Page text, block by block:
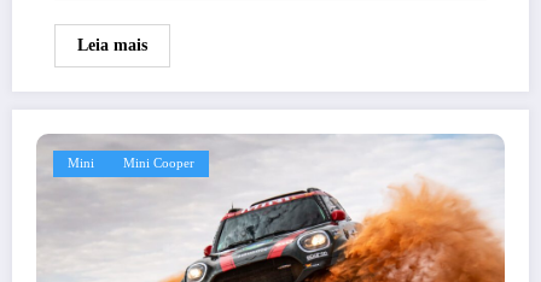
Leia mais
Mini Mini Cooper